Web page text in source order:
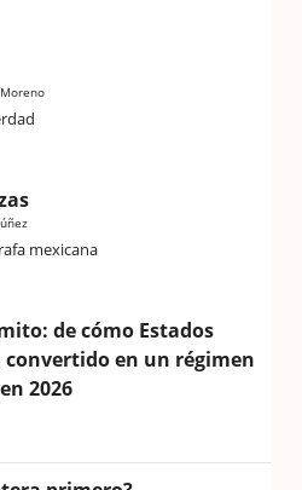
mexicana
de cómo Estados
convertido en un régimen
2026